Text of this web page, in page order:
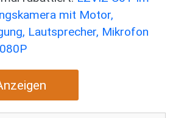
mit Motor,
Lautsprecher, Mikrofon